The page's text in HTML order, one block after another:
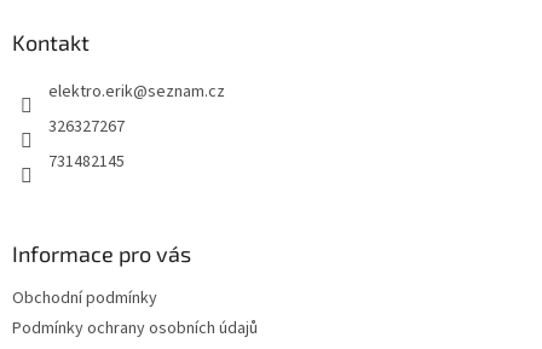
Kontakt
elektro.erik@seznam.cz
326327267
731482145
Informace pro vás
Obchodní podmínky
Podmínky ochrany osobních údajů